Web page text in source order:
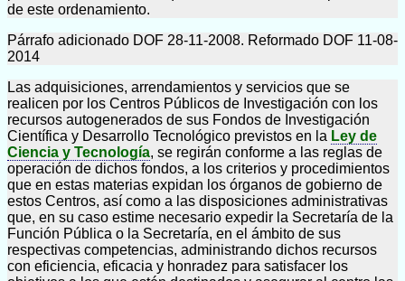
de este ordenamiento.
Párrafo adicionado DOF 28-11-2008. Reformado DOF 11-08-
2014
Las adquisiciones, arrendamientos y servicios que se
realicen por los Centros Públicos de Investigación con los
recursos autogenerados de sus Fondos de Investigación
Científica y Desarrollo Tecnológico previstos en la Ley de
Ciencia y Tecnología, se regirán conforme a las reglas de
operación de dichos fondos, a los criterios y procedimientos
que en estas materias expidan los órganos de gobierno de
estos Centros, así como a las disposiciones administrativas
que, en su caso estime necesario expedir la Secretaría de la
Función Pública o la Secretaría, en el ámbito de sus
respectivas competencias, administrando dichos recursos
con eficiencia, eficacia y honradez para satisfacer los